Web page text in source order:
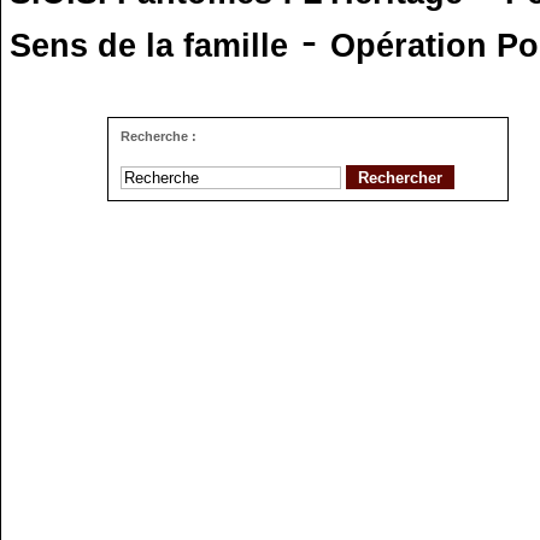
Sens de la famille - Opération
Recherche :